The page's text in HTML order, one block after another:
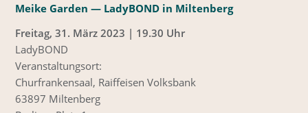
Meike Garden — LadyBOND in Miltenberg
Freitag, 31. März 2023 | 19.30 Uhr
LadyBOND
Veranstaltungsort:
Churfrankensaal, Raiffeisen Volksbank
63897 Miltenberg